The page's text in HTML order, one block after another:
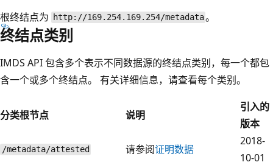
根终结点为 http://169.254.169.254/metadata。
终结点类别
IMDS API 包含多个表示不同数据源的终结点类别，每一个都包
含一个或多个终结点。 有关详细信息，请查看每个类别。
分类根节点 说明
引入的
版本
/metadata/attested 请参阅证明数据
2018-
10-01